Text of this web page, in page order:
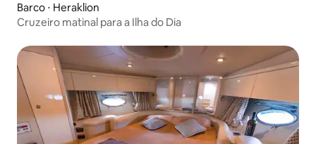
Barco ⋅ Heraklion
Cruzeiro matinal para a Ilha do Dia